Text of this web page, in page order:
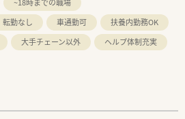
転勤なし 車通勤可
扶養内勤務OK
大手チェーン以外
ヘルプ体制充実